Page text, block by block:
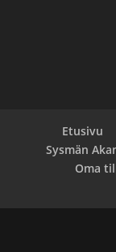
Etusivu
Sysmän
Oma